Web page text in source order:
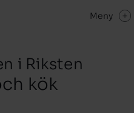
Meny
i Riksten
kök